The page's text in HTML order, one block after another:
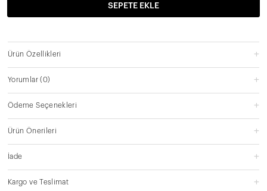
SEPETE EKLE
Ürün Özellikleri
Yorumlar(0)
Ödeme Seçenekleri
Ürün Önerileri
İade
Kargo ve Teslimat